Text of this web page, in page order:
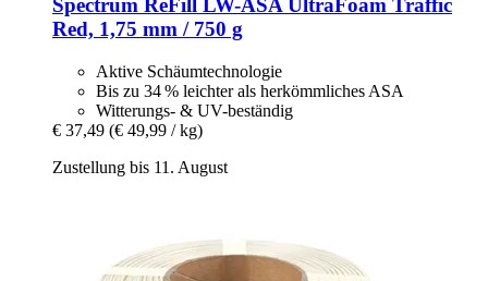
Spectrum ReFill LW-​ASA UltraFoam Traffic
Red, 1,75 mm / 750 g
Aktive Schäumtechnologie
Bis zu 34 % leichter als herkömmliches ASA
Witterungs- & UV-beständig
€ 37,49 (€ 49,99 / kg)
Zustellung bis 11. August